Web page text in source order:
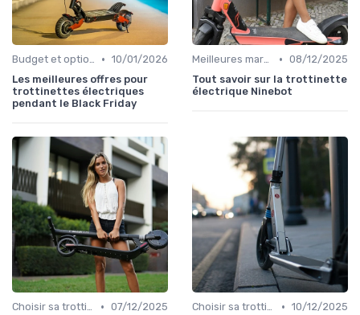
Budget et options de prix • 10/01/2026
Les meilleures offres pour
trottinettes électriques
pendant le Black Friday
Meilleures marques et modèles • 08/12/2025
Tout savoir sur la trottinette
électrique Ninebot
Choisir sa trottinette électrique • 07/12/2025
Choisir sa trottinette électrique • 10/12/2025